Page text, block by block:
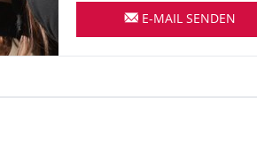
E-MAIL SENDEN